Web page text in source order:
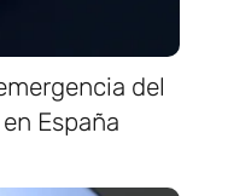
del
España